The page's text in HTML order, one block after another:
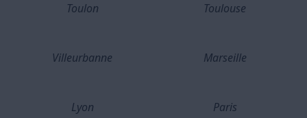
Toulon Toulouse
Villeurbanne Marseille
Lyon Paris